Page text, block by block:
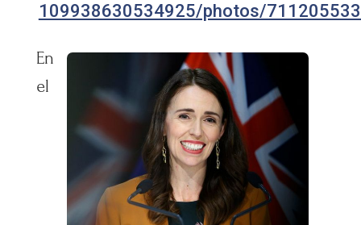
109938630534925/photos/
En
el